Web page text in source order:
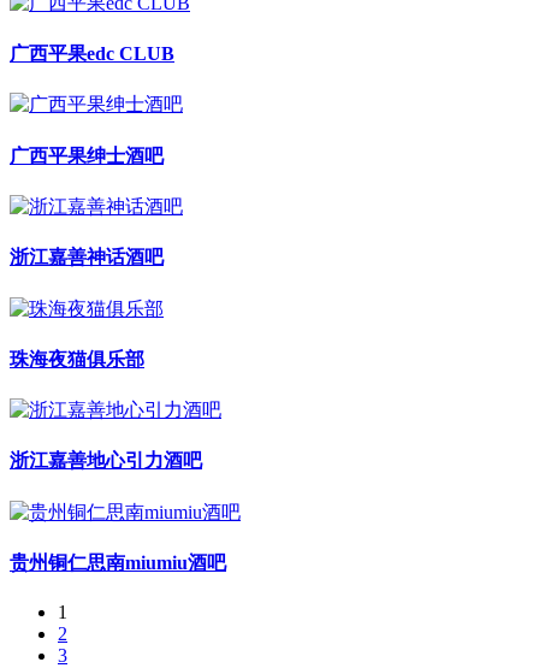
广西平果edc CLUB
广西平果绅士酒吧
浙江嘉善神话酒吧
珠海夜猫俱乐部
浙江嘉善地心引力酒吧
贵州铜仁思南miumiu酒吧
1
2
3